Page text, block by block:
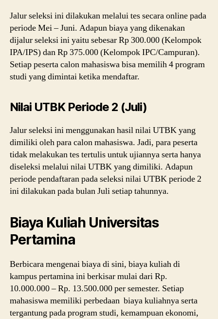
Jalur seleksi ini dilakukan melalui tes secara online pada
periode Mei – Juni. Adapun biaya yang dikenakan
dijalur seleksi ini yaitu sebesar Rp 300.000 (Kelompok
IPA/IPS) dan Rp 375.000 (Kelompok IPC/Campuran).
Setiap peserta calon mahasiswa bisa memilih 4 program
studi yang dimintai ketika mendaftar.
Nilai UTBK Periode 2 (Juli)
Jalur seleksi ini menggunakan hasil nilai UTBK yang
dimiliki oleh para calon mahasiswa. Jadi, para peserta
tidak melakukan tes tertulis untuk ujiannya serta hanya
diseleksi melalui nilai UTBK yang dimiliki. Adapun
periode pendaftaran pada seleksi nilai UTBK periode 2
ini dilakukan pada bulan Juli setiap tahunnya.
Biaya Kuliah Universitas
Pertamina
Berbicara mengenai biaya di sini, biaya kuliah di
kampus pertamina ini berkisar mulai dari Rp.
10.000.000 – Rp. 13.500.000 per semester. Setiap
mahasiswa memiliki perbedaan biaya kuliahnya serta
tergantung pada program studi, kemampuan ekonomi,